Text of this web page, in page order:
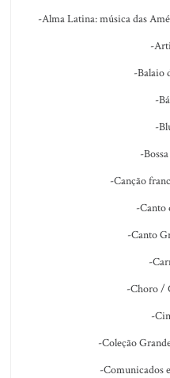
-Alma Latina: música das
-
-Balaio
-
-
-
-Canção
-Canto
-Canto
-
-Choro /
-
-Coleção
-Comunicados